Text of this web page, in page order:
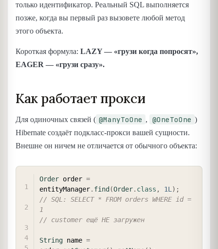
только идентификатор. Реальный SQL выполняется
позже, когда вы первый раз вызовете любой метод
этого объекта.
Короткая формула: LAZY — «грузи когда попросят»,
EAGER — «грузи сразу».
Как работает прокси
Для одиночных связей ( @ManyToOne , @OneToOne )
Hibernate создаёт подкласс-прокси вашей сущности.
Внешне он ничем не отличается от обычного объекта:
Order order =
entityManager. find (Order. class , 1L ) ;
// SQL: SELECT * FROM orders WHERE id =
1
// customer ещё НЕ загружен
String name =